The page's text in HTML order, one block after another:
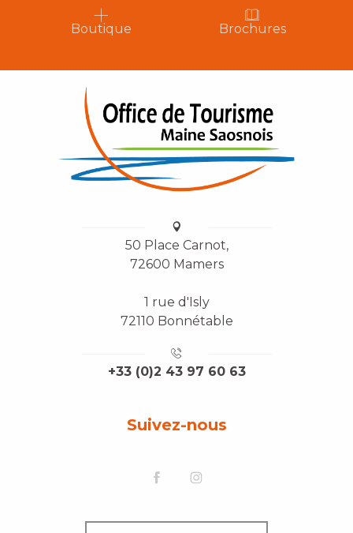
Boutique Brochures
50 Place Carnot,
72600 Mamers
1 rue d'Isly
72110 Bonnétable
+33 (0)2 43 97 60 63
Suivez-nous